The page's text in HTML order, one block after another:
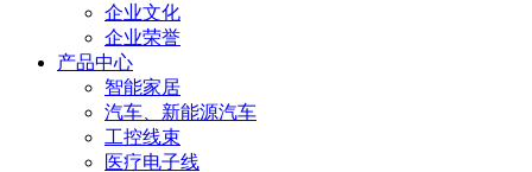
企业文化
企业荣誉
产品中心
智能家居
汽车、新能源汽车
工控线束
医疗电子线